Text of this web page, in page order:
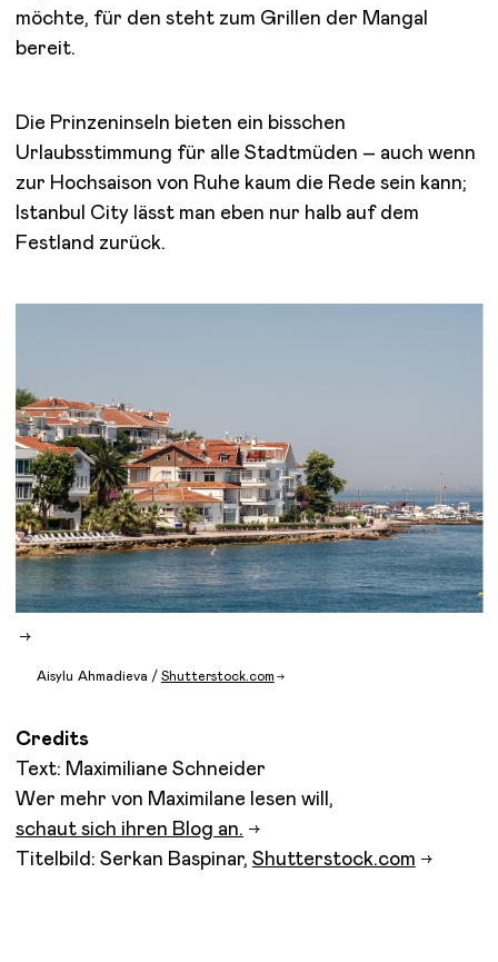
möchte, für den steht zum Grillen der Mangal
bereit.
Die Prinzeninseln bieten ein bisschen
Urlaubsstimmung für alle Stadtmüden – auch wenn
zur Hochsaison von Ruhe kaum die Rede sein kann;
Istanbul City lässt man eben nur halb auf dem
Festland zurück.
Aisylu Ahmadieva / Shutterstock.com
Credits
Text: Maximiliane Schneider
Wer mehr von Maximilane lesen will,
schaut sich ihren Blog an.
Titelbild: Serkan Baspinar, Shutterstock.com